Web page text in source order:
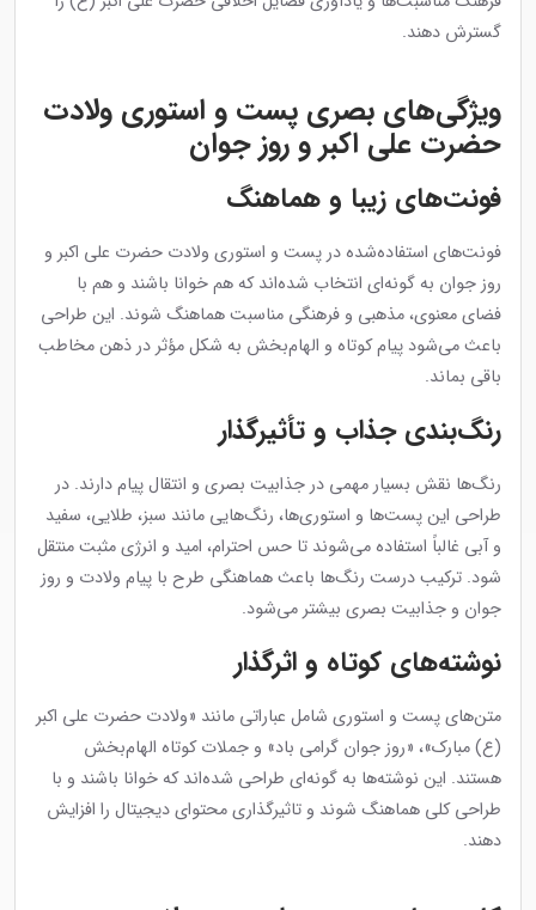
گسترش دهند.
ویژگی‌های بصری پست و استوری ولادت
حضرت علی اکبر و روز جوان
فونت‌های زیبا و هماهنگ
فونت‌های استفاده‌شده در پست و استوری ولادت حضرت علی اکبر و
روز جوان به گونه‌ای انتخاب شده‌اند که هم خوانا باشند و هم با
فضای معنوی، مذهبی و فرهنگی مناسبت هماهنگ شوند. این طراحی
باعث می‌شود پیام کوتاه و الهام‌بخش به شکل مؤثر در ذهن مخاطب
باقی بماند.
رنگ‌بندی جذاب و تأثیرگذار
رنگ‌ها نقش بسیار مهمی در جذابیت بصری و انتقال پیام دارند. در
طراحی این پست‌ها و استوری‌ها، رنگ‌هایی مانند سبز، طلایی، سفید
و آبی غالباً استفاده می‌شوند تا حس احترام، امید و انرژی مثبت منتقل
شود. ترکیب درست رنگ‌ها باعث هماهنگی طرح با پیام ولادت و روز
جوان و جذابیت بصری بیشتر می‌شود.
نوشته‌های کوتاه و اثرگذار
متن‌های پست و استوری شامل عباراتی مانند «ولادت حضرت علی اکبر
(ع) مبارک»، «روز جوان گرامی باد» و جملات کوتاه الهام‌بخش
هستند. این نوشته‌ها به گونه‌ای طراحی شده‌اند که خوانا باشند و با
طراحی کلی هماهنگ شوند و تاثیرگذاری محتوای دیجیتال را افزایش
دهند.